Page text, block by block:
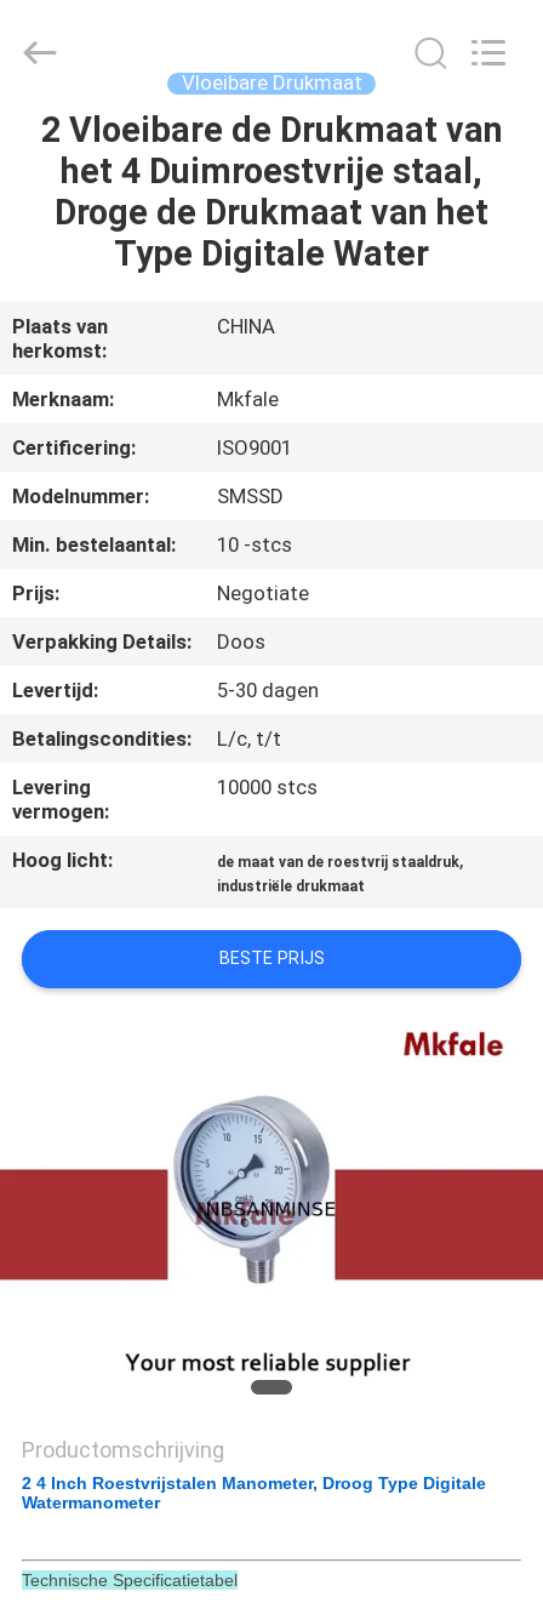
HUIS
PRODUCTEN
ONGEVEER
ONS
FABRIEKSREIS
KWALITEITSCONTROLE
CONTACTEER
ONS
NIEUWS
VERZOEK
OM EEN
CITAAT
PRIVACYBELEID
Export
Co.,Ltd..
Reserved.
Vloeibare Drukmaat
2 Vloeibare de Drukmaat van
het 4 Duimroestvrije staal,
Droge de Drukmaat van het
Type Digitale Water
Plaats van
herkomst:
CHINA
Merknaam:
Mkfale
Certificering:
ISO9001
Modelnummer:
SMSSD
Min. bestelaantal:
10 -stcs
Prijs:
Negotiate
Verpakking Details:
Doos
Levertijd:
5-30 dagen
Betalingscondities:
L/c, t/t
Levering
vermogen:
10000 stcs
Hoog licht: de maat van de roestvrij staaldruk,
industriële drukmaat
BESTE PRIJS
Productomschrijving
2 4 Inch Roestvrijstalen Manometer, Droog Type Digitale
Watermanometer
Technische Specificatietabel